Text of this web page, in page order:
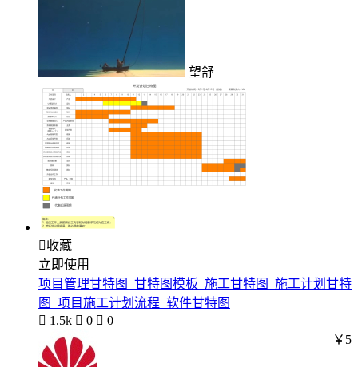
望舒
收藏
立即使用
项目管理甘特图_甘特图模板_施工甘特图_施工计划甘特
图_项目施工计划流程_软件甘特图
 1.5k  0  0
￥5